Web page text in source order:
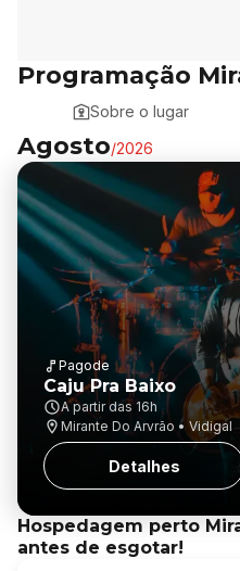
Programação
Sobre o lugar
Agosto/2026
Pagode
Caju Pra Baixo
A partir das 16h
Mirante Do Arvrão • Vidigal
Detalhes
Hospedagem perto
antes de esgotar!